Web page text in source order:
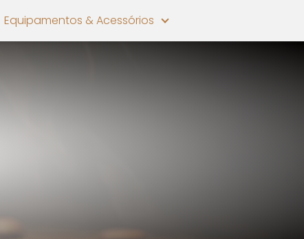
Equipamentos & Acessórios